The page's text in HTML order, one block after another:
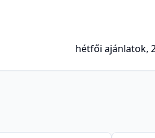
hétfői ajánlatok,